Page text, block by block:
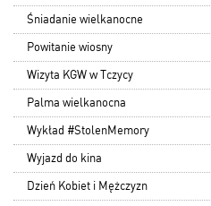
Śniadanie wielkanocne
Powitanie wiosny
Wizyta KGW w Tczycy
Palma wielkanocna
Wykład #StolenMemory
Wyjazd do kina
Dzień Kobiet i Mężczyzn